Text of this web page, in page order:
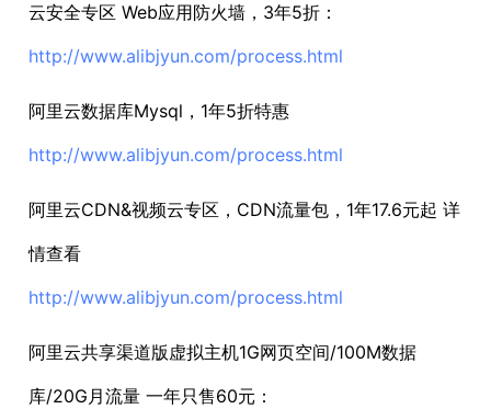
云安全专区 Web应用防火墙，3年5折：
http://www.alibjyun.com/process.html
阿里云数据库Mysql，1年5折特惠
http://www.alibjyun.com/process.html
阿里云CDN&视频云专区，CDN流量包，1年17.6元起 详
情查看
http://www.alibjyun.com/process.html
阿里云共享渠道版虚拟主机1G网页空间/100M数据
库/20G月流量 一年只售60元：